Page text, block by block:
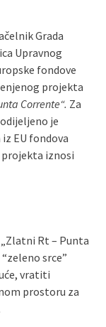
Grada
Upravnog
fondove
projekta
Corrente“. Za
je
EU fondova
projekta iznosi
Rt – Punta
srce”
vratiti
prostoru za